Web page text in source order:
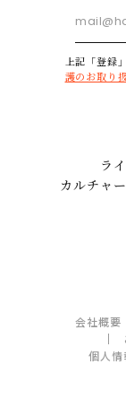
上記「登録
護のお取り
ラ
カルチャ
会社概要
個人情